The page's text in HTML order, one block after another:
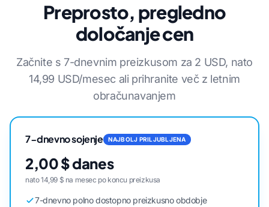
Preprosto, pregledno
določanje cen
Začnite s 7-dnevnim preizkusom za 2 USD, nato
14,99 USD/mesec ali prihranite več z letnim
obračunavanjem
7-dnevno sojenje NAJBOLJ PRILJUBLJENA
2,00 $ danes
nato 14,99 $ na mesec po koncu preizkusa
7-dnevno polno dostopno preizkusno obdobje